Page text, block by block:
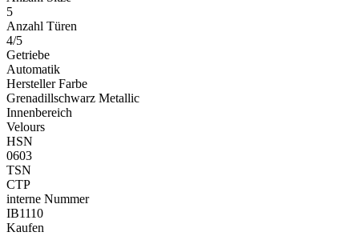
5
Anzahl Türen
4/5
Getriebe
Automatik
Hersteller Farbe
Grenadillschwarz Metallic
Innenbereich
Velours
HSN
0603
TSN
CTP
interne Nummer
IB1110
Kaufen